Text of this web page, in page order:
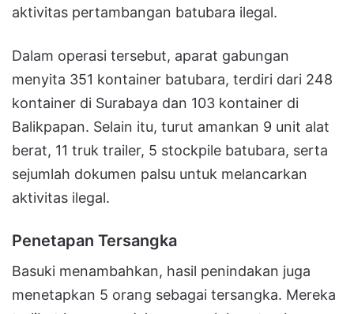
aktivitas pertambangan batubara ilegal.
Dalam operasi tersebut, aparat gabungan
menyita 351 kontainer batubara, terdiri dari 248
kontainer di Surabaya dan 103 kontainer di
Balikpapan. Selain itu, turut amankan 9 unit alat
berat, 11 truk trailer, 5 stockpile batubara, serta
sejumlah dokumen palsu untuk melancarkan
aktivitas ilegal.
Penetapan Tersangka
Basuki menambahkan, hasil penindakan juga
menetapkan 5 orang sebagai tersangka. Mereka